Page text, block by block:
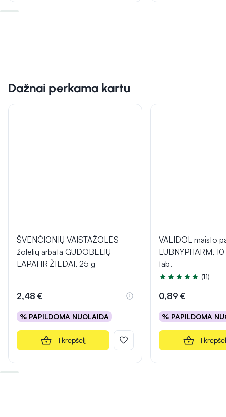
Dažnai perkama kartu
ŠVENČIONIŲ VAISTAŽOLĖS
žolelių arbata GUDOBELIŲ
LAPAI IR ŽIEDAI, 25 g
2,48 €
% PAPILDOMA NUOLAIDA
Į krepšelį
VALIDOL maisto
LUBNYPHARM,
tab.
Įvertinimas 5.0 iš 5
(11)
0,89 €
% PAPILDOMA
Į